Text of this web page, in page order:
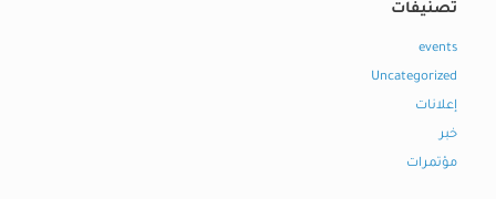
تصنيفات
events
Uncategorized
إعلانات
خبر
مؤتمرات